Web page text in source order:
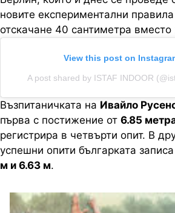
новите експериментални
отскачане 40 сантиметра вместо
View this post on
A post shared by ISTAF INDOOR
Възпитаничката на Ивайло
първа с постижение от 6.85
регистрира в четвърти опит. В
успешни опити българката записа
м и 6.63 м.